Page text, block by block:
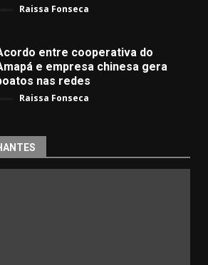
Raissa Fonseca
entre cooperativa do
e empresa chinesa gera
nas redes
Raissa Fonseca